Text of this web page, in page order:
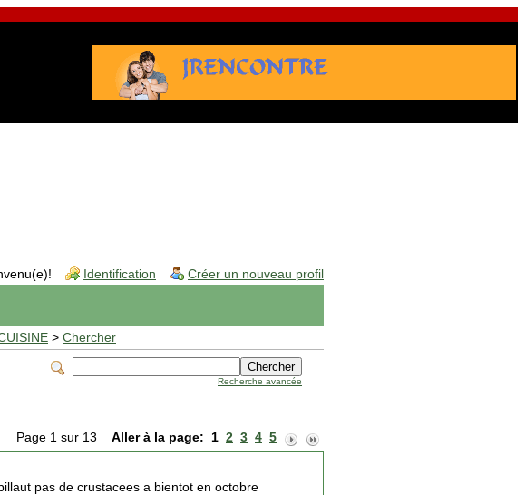
Identification Créer un nouveau profil
> Chercher
Recherche avancée
Page 1 sur 13 Aller à la page: 1 2 3 4 5
pas de crustacees a bientot en octobre